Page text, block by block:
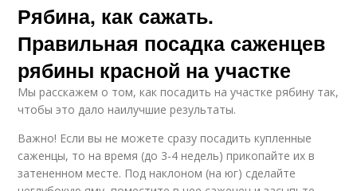
Рябина, как сажать.
Правильная посадка саженцев
рябины красной на участке
Мы расскажем о том, как посадить на участке рябину так,
чтобы это дало наилучшие результаты.
Важно! Если вы не можете сразу посадить купленные
саженцы, то на время (до 3-4 недель) прикопайте их в
затененном месте. Под наклоном (на юг) сделайте